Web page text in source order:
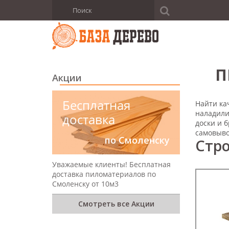
Найти
доски и
Акции
Бесплатная
доставка
по Смоленску
Уважаемые клиенты! Бесплатная
доставка пиломатериалов по
Смоленску от 10м3
Смотреть все Акции